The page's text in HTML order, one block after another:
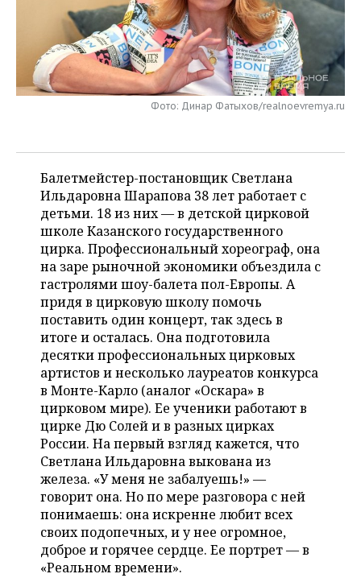
ОПК
ЭНЕРГЕТИКА
РОЗНИЧНАЯ ТОРГОВЛЯ
ТРАНСПОРТ
УСЛУГИ
НОВОСТИ ТЕХНОЛОГИЙ
МЕДИА
МЕРОПРИЯТИЯ
НОВОСТИ МЕРОПРИЯТИЙ
ВЫЕЗДНАЯ РЕДАКЦИЯ
ОТКРЫТАЯ ЛЕКЦИЯ
СПОРТ
НОВОСТИ СПОРТА
БАСКЕТБОЛ
ВОЛЕЙБОЛ
КИБЕРСПОРТ
ФИГУРНОЕ КАТАНИЕ
ВОДНЫЕ ВИДЫ СПОРТА
ХОККЕЙ С МЯЧОМ
ОБЩЕСТВО
ИНФРАСТРУКТУРА
ИСТОРИЯ
КУЛЬТУРА
МЕДИЦИНА
ОБРАЗОВАНИЕ
ПРОИСШЕСТВИЯ
СПРАВОЧНИК
СПИСОК ПЕРСОН
СПИСОК КОМПАНИЙ
ПОЛНАЯ ВЕРСИЯ
Фото: Динар Фатыхов/realnoevremya.ru
Балетмейстер-постановщик Светлана
Ильдаровна Шарапова 38 лет работает с
детьми. 18 из них — в детской цирковой
школе Казанского государственного
цирка. Профессиональный хореограф, она
на заре рыночной экономики объездила с
гастролями шоу-балета пол-Европы. А
придя в цирковую школу помочь
поставить один концерт, так здесь в
итоге и осталась. Она подготовила
десятки профессиональных цирковых
артистов и несколько лауреатов конкурса
в Монте-Карло (аналог «Оскара» в
цирковом мире). Ее ученики работают в
цирке Дю Солей и в разных цирках
России. На первый взгляд кажется, что
Светлана Ильдаровна выкована из
железа. «У меня не забалуешь!» —
говорит она. Но по мере разговора с ней
понимаешь: она искренне любит всех
своих подопечных, и у нее огромное,
доброе и горячее сердце. Ее портрет — в
«Реальном времени».